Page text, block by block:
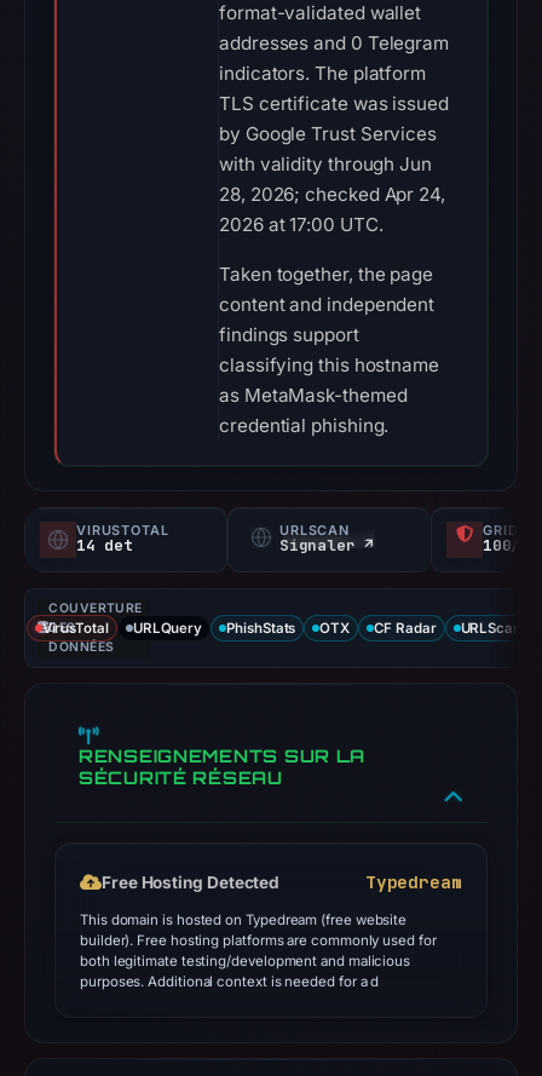
format-validated wallet
addresses and 0 Telegram
indicators. The platform
TLS certificate was issued
by Google Trust Services
with validity through Jun
28, 2026; checked Apr 24,
2026 at 17:00 UTC.
Taken together, the page
content and independent
findings support
classifying this hostname
as MetaMask-themed
credential phishing.
VIRUSTOTAL
14 det
URLSCAN
Signaler ↗ 100/
COUVERTURE
DES
DONNÉES
VirusTotal URLQuery PhishStats OTX CF Radar URLScan
RENSEIGNEMENTS SUR LA
SÉCURITÉ RÉSEAU
Free Hosting Detected Typedream
This domain is hosted on Typedream (free website
builder). Free hosting platforms are commonly used for
both legitimate testing/development and malicious
purposes. Additional context is needed for a d